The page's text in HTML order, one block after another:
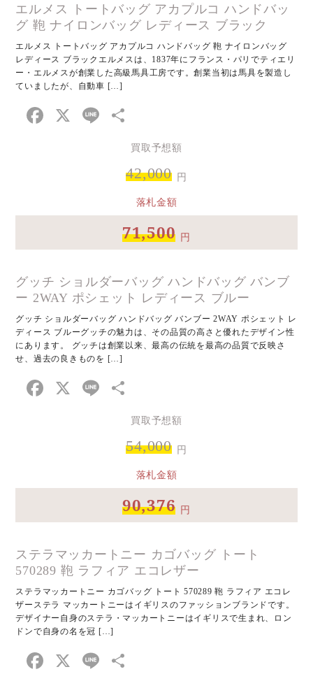
エルメス トートバッグ アカプルコ ハンドバッ
グ 鞄 ナイロンバッグ レディース ブラック
エルメス トートバッグ アカプルコ ハンドバッグ 鞄 ナイロンバッグ
レディース ブラックエルメスは、1837年にフランス・パリでティエリ
ー・エルメスが創業した高級馬具工房です。創業当初は馬具を製造し
ていましたが、自動車 […]
Facebook
X Line
有
買取予想額
42,000 円
落札金額
71,500 円
グッチ ショルダーバッグ ハンドバッグ バンブ
ー 2WAY ポシェット レディース ブルー
グッチ ショルダーバッグ ハンドバッグ バンブー 2WAY ポシェット レ
ディース ブルーグッチの魅力は、その品質の高さと優れたデザイン性
にあります。 グッチは創業以来、最高の伝統を最高の品質で反映さ
せ、過去の良きものを […]
Facebook
X Line
有
買取予想額
54,000 円
落札金額
90,376 円
ステラマッカートニー カゴバッグ トート
570289 鞄 ラフィア エコレザー
ステラマッカートニー カゴバッグ トート 570289 鞄 ラフィア エコレ
ザーステラ マッカートニーはイギリスのファッションブランドです。
デザイナー自身のステラ・マッカートニーはイギリスで生まれ、ロン
ドンで自身の名を冠 […]
Facebook
X Line